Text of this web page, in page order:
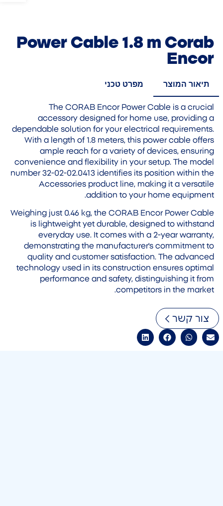
Power Cable 1.8 m Corab
Encor
תיאור המוצר מפרט טכני
The CORAB Encor Power Cable is a crucial
accessory designed for home use, providing a
dependable solution for your electrical requirements.
With a length of 1.8 meters, this power cable offers
ample reach for a variety of devices, ensuring
convenience and flexibility in your setup. The model
number 32-02-02.0413 identifies its position within the
Accessories product line, making it a versatile
addition to your home equipment.
Weighing just 0.46 kg, the CORAB Encor Power Cable
is lightweight yet durable, designed to withstand
everyday use. It comes with a 2-year warranty,
demonstrating the manufacturer's commitment to
quality and customer satisfaction. The advanced
technology used in its construction ensures optimal
performance and safety, distinguishing it from
competitors in the market.
צור קשר